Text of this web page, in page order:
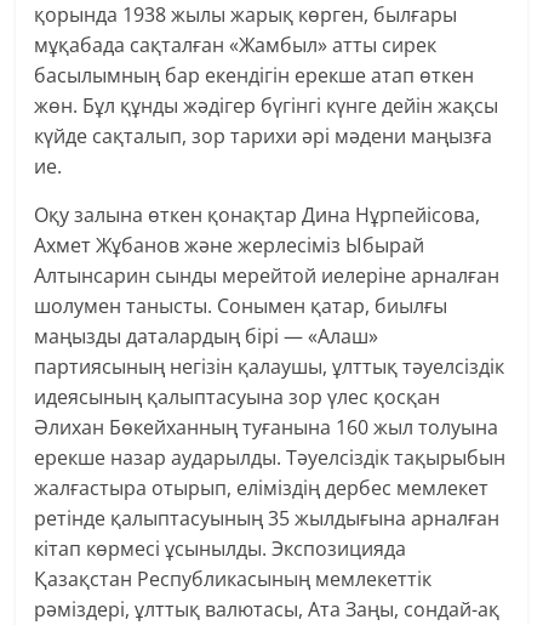
қорында 1938 жылы жарық көрген, былғары
мұқабада сақталған «Жамбыл» атты сирек
басылымның бар екендігін ерекше атап өткен
жөн. Бұл құнды жәдігер бүгінгі күнге дейін жақсы
күйде сақталып, зор тарихи әрі мәдени маңызға
ие.
Оқу залына өткен қонақтар Дина Нұрпейісова,
Ахмет Жұбанов және жерлесіміз Ыбырай
Алтынсарин сынды мерейтой иелеріне арналған
шолумен танысты. Сонымен қатар, биылғы
маңызды даталардың бірі — «Алаш»
партиясының негізін қалаушы, ұлттық тәуелсіздік
идеясының қалыптасуына зор үлес қосқан
Әлихан Бөкейханның туғанына 160 жыл толуына
ерекше назар аударылды. Тәуелсіздік тақырыбын
жалғастыра отырып, еліміздің дербес мемлекет
ретінде қалыптасуының 35 жылдығына арналған
кітап көрмесі ұсынылды. Экспозицияда
Қазақстан Республикасының мемлекеттік
рәміздері, ұлттық валютасы, Ата Заңы, сондай-ақ